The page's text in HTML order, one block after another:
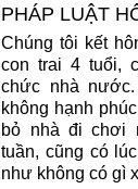
PHÁP LUẬT
Chúng tôi kết
con trai 4 tuổi,
chức nhà
không hạnh
bỏ nhà đi chơi
tuần, cũng có
như không có gì